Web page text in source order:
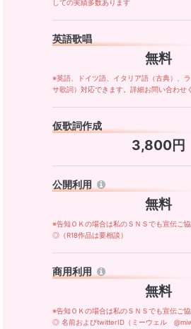
しての実績多数あります
英語歌唱
無料
※英語、ドイツ語、イタリア語（古典）、
サ歌詞）対応できます。詳細お問い合わせ
仮歌詞作成
3,800円
公開利用
無料
※告知ＯＫの場合は私のＳＮＳでも宣伝ご
◎（R18作品は要相談）
商用利用
無料
※告知ＯＫの場合は私のＳＮＳでも宣伝ご
◎ 名前およびtwitterID（ミーウェル